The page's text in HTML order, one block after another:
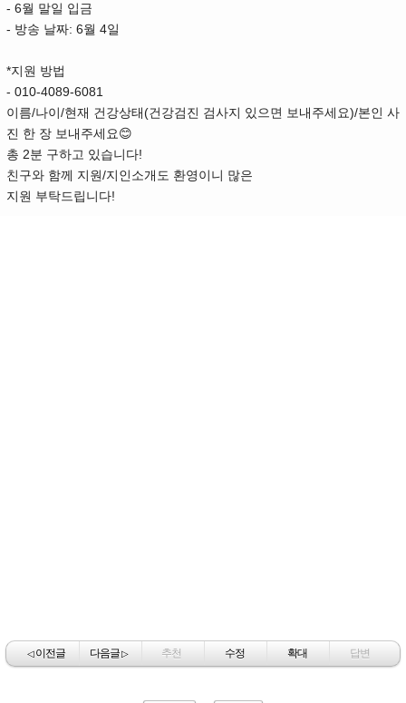
- 6월 말일 입금
- 방송 날짜: 6월 4일
*지원 방법
- 010-4089-6081
이름/나이 /현재 건강상태 (건강검진 검사지 있으면 보내주세요)/본인 사
진 한 장 보내주세요😊
총 2분 구하고 있습니다!
친구와 함께 지원/지인소개도 환영이니 많은
지원 부탁드립니다!
◁이전글 다음글▷ 추천 수정 확대 답변